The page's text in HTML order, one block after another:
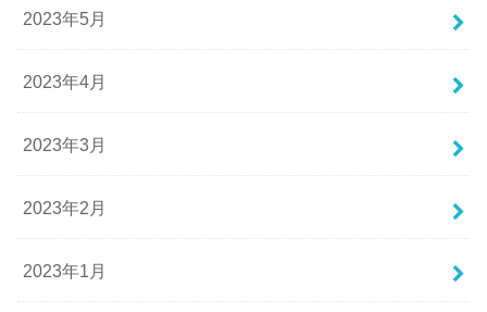
2023年5月
2023年4月
2023年3月
2023年2月
2023年1月